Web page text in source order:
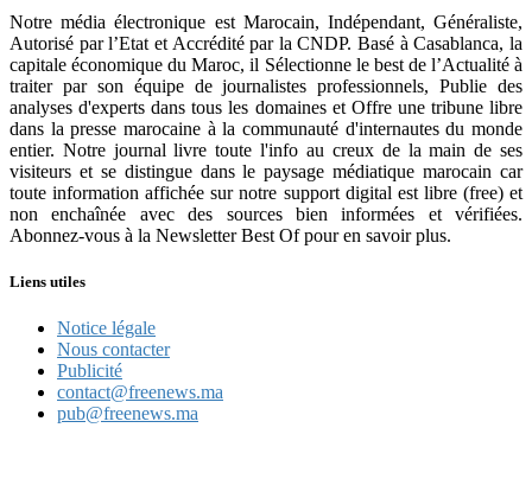
Notre média électronique est Marocain, Indépendant, Généraliste,
Autorisé par l’Etat et Accrédité par la CNDP. Basé à Casablanca, la
capitale économique du Maroc, il Sélectionne le best de l’Actualité à
traiter par son équipe de journalistes professionnels, Publie des
analyses d'experts dans tous les domaines et Offre une tribune libre
dans la presse marocaine à la communauté d'internautes du monde
entier. Notre journal livre toute l'info au creux de la main de ses
visiteurs et se distingue dans le paysage médiatique marocain car
toute information affichée sur notre support digital est libre (free) et
non enchaînée avec des sources bien informées et vérifiées.
Abonnez-vous à la Newsletter Best Of pour en savoir plus.
Liens utiles
Notice légale
Nous contacter
Publicité
contact@freenews.ma
pub@freenews.ma